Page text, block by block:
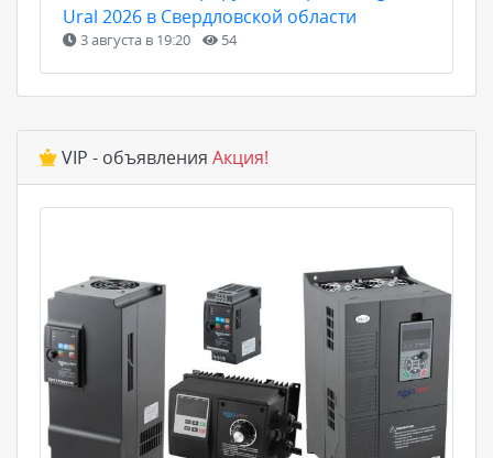
Ural 2026 в Свердловской области
3 августа в 19:20 54
VIP - объявления Акция!